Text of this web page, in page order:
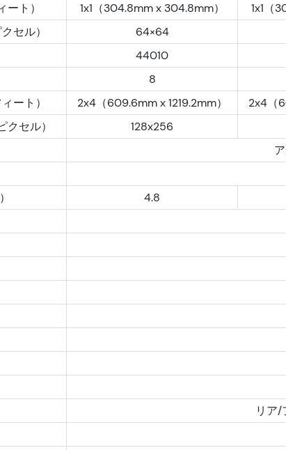
ト）
1x1（304.8mm x 304.8mm） 1x1（
セル）
64×64
44010
8
ート）
2x4（609.6mm x 1219.2mm） 2x4（
セル）
128x256
4.8
リア/